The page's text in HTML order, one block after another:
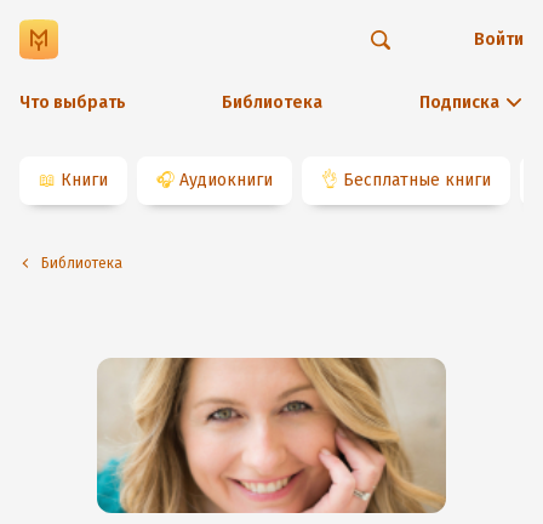
Что выбрать Библиотека Подписка
Войти
📖 Книги 🎧 Аудиокниги 👌 Бесплатные книги
Библиотека